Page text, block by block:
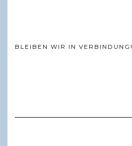
BLEIBEN WIR IN VERBINDUNG!